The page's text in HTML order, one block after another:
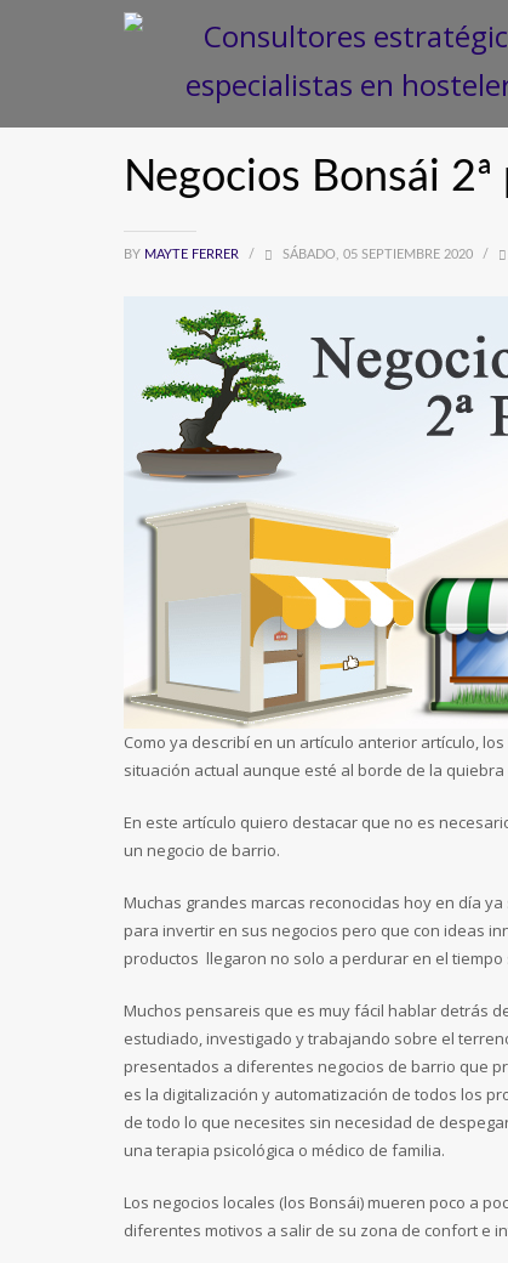
Negocios Bonsái 2ª
BY MAYTE FERRER / SÁBADO, 05 SEPTIEMBRE 2020 /
Como ya describí en un artículo anterior artículo,
situación actual aunque esté al borde de la
En este artículo quiero destacar que no es
un negocio de barrio.
Muchas grandes marcas reconocidas hoy en día
para invertir en sus negocios pero que con ideas
productos llegaron no solo a perdurar en el
Muchos pensareis que es muy fácil hablar detrás
estudiado, investigado y trabajando sobre el
presentados a diferentes negocios de barrio que
es la digitalización y automatización de todos los
de todo lo que necesites sin necesidad de
una terapia psicológica o médico de familia.
Los negocios locales (los Bonsái) mueren poco a
diferentes motivos a salir de su zona de confort e